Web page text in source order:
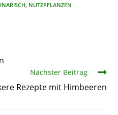
NUTZPFLANZEN
Nächster Beitrag
Rezepte mit Himbeeren